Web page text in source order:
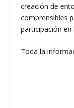
creación de
comprensibles
participación en
Toda la